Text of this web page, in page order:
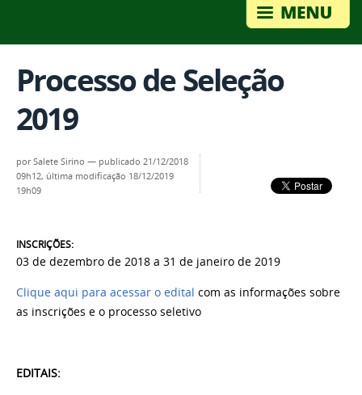
Processo de Seleção
2019
porSalete Sirino — publicado 21/12/2018
09h12, última modificação 18/12/2019
19h09
INSCRIÇÕES:
03 de dezembro de 2018 a 31 de janeiro de 2019
Clique aqui para acessar o edital com as informações sobre
as inscrições e o processo seletivo
EDITAIS: